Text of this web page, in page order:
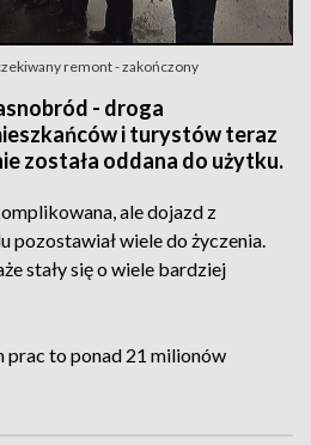
remont - zakończony
- droga
i turystów teraz
została oddana do użytku.
ale dojazd z
pozostawiał wiele do życzenia.
stały się o wiele bardziej
to ponad 21 milionów